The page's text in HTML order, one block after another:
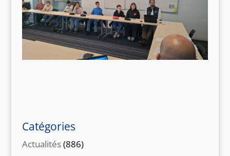
Catégories
Actualités(886)